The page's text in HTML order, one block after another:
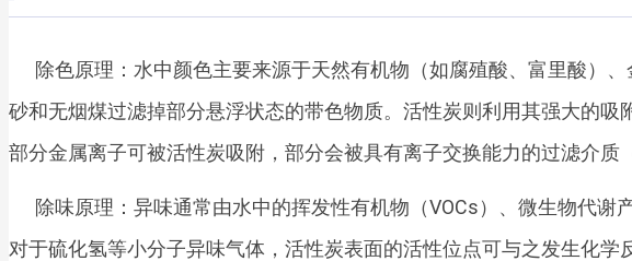
除色原理：水中颜色主要来源于天然有机物（如腐殖酸、富里酸）
砂和无烟煤过滤掉部分悬浮状态的带色物质。活性炭则利用其强大的
部分金属离子可被活性炭吸附，部分会被具有离子交换能力的过滤介质
除味原理：异味通常由水中的挥发性有机物（VOCs）、微生物代
对于硫化氢等小分子异味气体，活性炭表面的活性位点可与之发生化